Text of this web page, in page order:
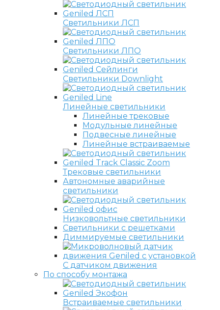
Светильники ЛСП
Светильники ЛПО
Светильники Downlight
Линейные светильники
Линейные трековые
Модульные линейные
Подвесные линейные
Линейные встраиваемые
Трековые светильники
Автономные аварийные
светильники
Низковольтные светильники
Светильники с решетками
Диммируемые светильники
С датчиком движения
По способу монтажа
Встраиваемые светильники